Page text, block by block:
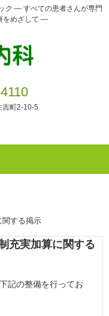
ク ― すべての患者さんが専門
をめざして ―
吉町2-10-5
関する掲示
充実加算に関する
記の整備を行ってお